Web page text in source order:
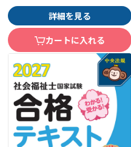
詳細を見る
カートに入れる